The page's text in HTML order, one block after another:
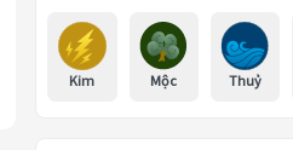
Kim Mộc Thuỷ